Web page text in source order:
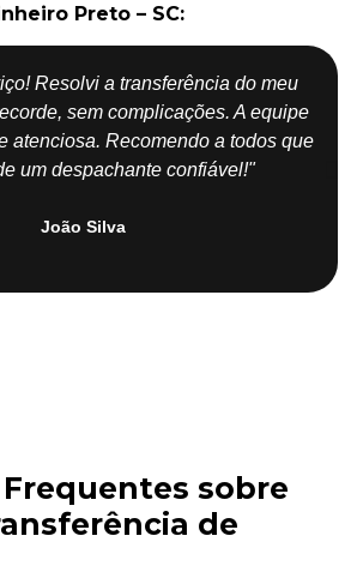
Preto – SC:
Resolvi a transferência do meu
sem complicações. A equipe
atenciosa. Recomendo a todos que
um despachante confiável!"
João Silva
sobre
de